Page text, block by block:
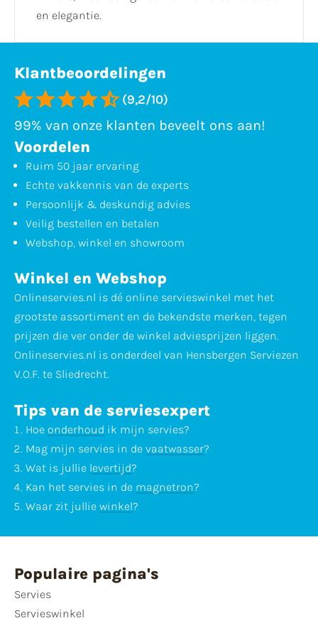
en elegantie.
Klantbeoordelingen
(9,2/10)
99% van onze klanten beveelt ons aan!
Voordelen
Ruim 50 jaar ervaring
Echte vakkennis van de experts
Persoonlijk & deskundig advies
Veilig bestellen en betalen
Webshop, winkel en showroom
Winkel en Webshop
Onlineservies.nl is dé online servieswinkel met het
grootste assortiment en de bekendste merken, tegen
prijzen die ver onder de winkel adviesprijzen liggen.
Onlineservies.nl is onderdeel van Hensbergen Serviezen
V.O.F. te Sliedrecht.
Tips van de serviesexpert
Hoe onderhoud ik mijn servies?
Mag mijn servies in de vaatwasser?
Wat is jullie levertijd?
Kan het servies in de magnetron?
Waar zit jullie winkel?
Populaire pagina's
Servies
Servieswinkel